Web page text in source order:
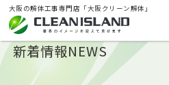
大阪の解体工事専門店「大阪クリーン解体」
新着情報NEWS